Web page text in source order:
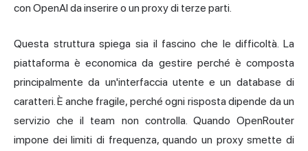
con OpenAI da inserire o un proxy di terze parti.
Questa struttura spiega sia il fascino che le difficoltà. La
piattaforma è economica da gestire perché è composta
principalmente da un'interfaccia utente e un database di
caratteri. È anche fragile, perché ogni risposta dipende da un
servizio che il team non controlla. Quando OpenRouter
impone dei limiti di frequenza, quando un proxy smette di